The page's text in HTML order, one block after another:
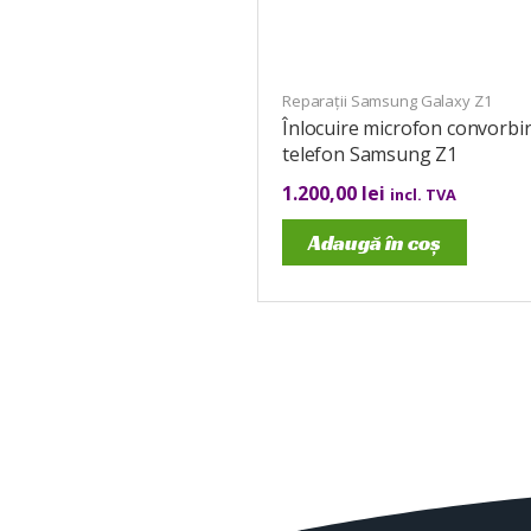
Reparații Samsung Galaxy Z1
Înlocuire microfon
telefon Samsung Z1
1.200,00 lei incl. TVA
Adaugă în coș